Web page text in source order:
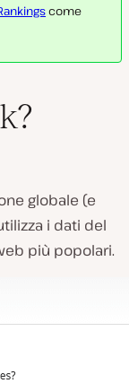
come
globale (e
i dati del
più popolari.